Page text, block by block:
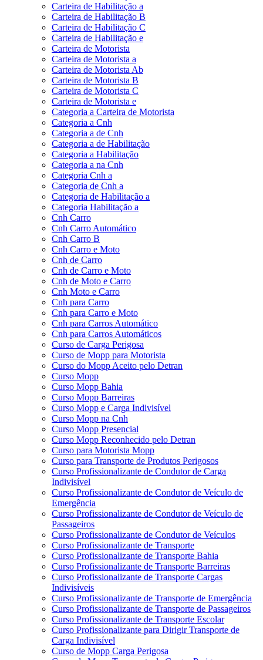
Carteira de Habilitação a
Carteira de Habilitação B
Carteira de Habilitação C
Carteira de Habilitação e
Carteira de Motorista
Carteira de Motorista a
Carteira de Motorista Ab
Carteira de Motorista B
Carteira de Motorista C
Carteira de Motorista e
Categoria a Carteira de Motorista
Categoria a Cnh
Categoria a de Cnh
Categoria a de Habilitação
Categoria a Habilitação
Categoria a na Cnh
Categoria Cnh a
Categoria de Cnh a
Categoria de Habilitação a
Categoria Habilitação a
Cnh Carro
Cnh Carro Automático
Cnh Carro B
Cnh Carro e Moto
Cnh de Carro
Cnh de Carro e Moto
Cnh de Moto e Carro
Cnh Moto e Carro
Cnh para Carro
Cnh para Carro e Moto
Cnh para Carros Automático
Cnh para Carros Automáticos
Curso de Carga Perigosa
Curso de Mopp para Motorista
Curso do Mopp Aceito pelo Detran
Curso Mopp
Curso Mopp Bahia
Curso Mopp Barreiras
Curso Mopp e Carga Indivisível
Curso Mopp na Cnh
Curso Mopp Presencial
Curso Mopp Reconhecido pelo Detran
Curso para Motorista Mopp
Curso para Transporte de Produtos Perigosos
Curso Profissionalizante de Condutor de Carga
Indivisível
Curso Profissionalizante de Condutor de Veículo de
Emergência
Curso Profissionalizante de Condutor de Veículo de
Passageiros
Curso Profissionalizante de Condutor de Veículos
Curso Profissionalizante de Transporte
Curso Profissionalizante de Transporte Bahia
Curso Profissionalizante de Transporte Barreiras
Curso Profissionalizante de Transporte Cargas
Indivisíveis
Curso Profissionalizante de Transporte de Emergência
Curso Profissionalizante de Transporte de Passageiros
Curso Profissionalizante de Transporte Escolar
Curso Profissionalizante para Dirigir Transporte de
Carga Indivisível
Curso de Mopp Carga Perigosa